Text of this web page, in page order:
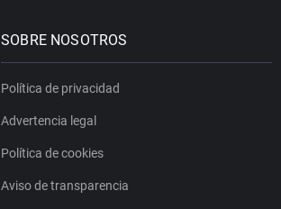
SOBRE NOSOTROS
Política de privacidad
Advertencia legal
Política de cookies
Aviso de transparencia